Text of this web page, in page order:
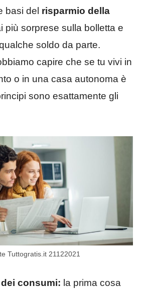
basi del risparmio della
più sorprese sulla bolletta e
soldo da parte.
capire che se tu vivi in
o in una casa autonoma è
sono esattamente gli
Tuttogratis.it 21122021
consumi: la prima cosa